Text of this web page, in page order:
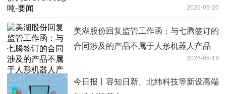
2026-05-20
美湖股份回复监管工作函：与七腾签订的
合同涉及的产品不属于人形机器人产品
2026-05-19
今日报丨容知日新、北纬科技等新设高端